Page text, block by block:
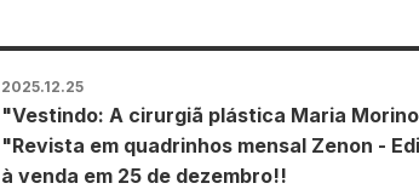
2025.12.25
"Vestindo: A cirurgiã plástica Maria
"Revista em quadrinhos mensal Zenon -
à venda em 25 de dezembro!!